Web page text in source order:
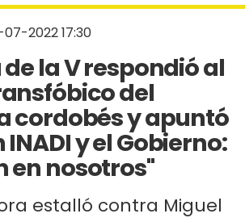
07-2022 17:30
la V respondió al
del
cordobés y apuntó
y el Gobierno:
en nosotros"
estalló contra Miguel